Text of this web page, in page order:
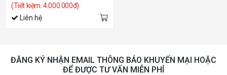
(Tiết kiệm: 4.000.000đ)
Liên hệ
ĐĂNG KÝ NHẬN EMAIL THÔNG BÁO KHUYẾN MẠI HOẶC
ĐỂ ĐƯỢC TƯ VẤN MIỄN PHÍ